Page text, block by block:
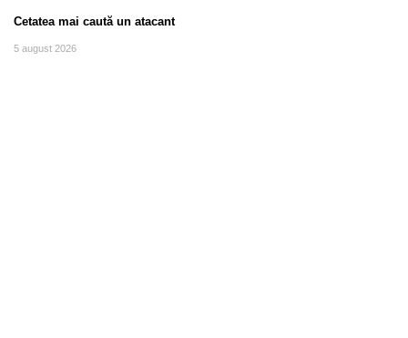
Cetatea mai caută un atacant
5 august 2026